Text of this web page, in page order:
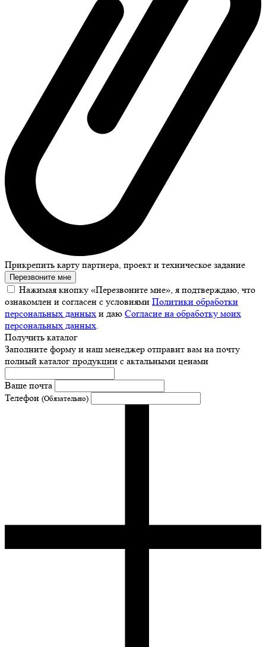
Прикрепить карту партнера, проект и техническое задание
Перезвоните мне
Нажимая кнопку «Перезвоните мне», я подтверждаю, что
ознакомлен и согласен с условиями Политики обработки
персональных данных и даю Согласие на обработку моих
персональных данных.
Получить каталог
Заполните форму и наш менеджер отправит вам на почту
полный каталог продукции с актальными ценами
Ваше почта
Телефон (Обязательно)